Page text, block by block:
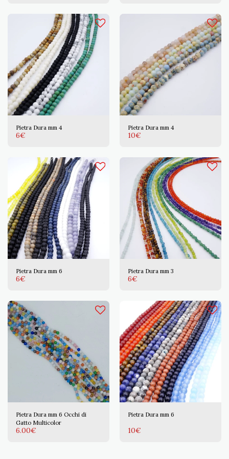
Pietra Dura mm 4
6€
Pietra Dura mm 4
10€
Pietra Dura mm 6
6€
Pietra Dura mm 3
6€
Pietra Dura mm 6 Occhi di
Gatto Multicolor
6.00€
Pietra Dura mm 6
10€